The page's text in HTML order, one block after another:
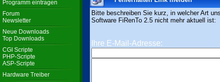
Programm eintragen
Forum
Newsletter
Neue Downloads
Top Downloads
CGI Scripte
PHP-Scripte
ASP-Scripte
Hardware Treiber
Bitte beschreiben Sie kurz, in welcher Art
Software FiRenTo 2.5 nicht mehr aktuell ist:
Ihre E-Mail-Adresse: